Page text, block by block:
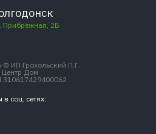
Прибрежная, 2Б
© ИП Грохольский П.Г.
Центр Дом
в соц. сетях: